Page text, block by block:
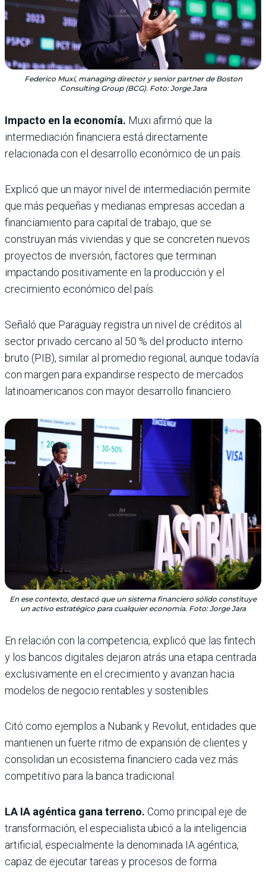
Federico Muxí, managing director y senior partner de Boston
Consulting Group (BCG). Foto: Jorge Jara
Impacto en la economía. Muxi afirmó que la
intermediación financiera está directamente
relacionada con el desarrollo económico de un país.
Explicó que un mayor nivel de intermediación permite
que más pequeñas y medianas empresas accedan a
financiamiento para capital de trabajo, que se
construyan más viviendas y que se concreten nuevos
proyectos de inversión, factores que terminan
impactando positivamente en la producción y el
crecimiento económico del país.
Señaló que Paraguay registra un nivel de créditos al
sector privado cercano al 50 % del producto interno
bruto (PIB), similar al promedio regional, aunque todavía
con margen para expandirse respecto de mercados
latinoamericanos con mayor desarrollo financiero.
En ese contexto, destacó que un sistema financiero sólido constituye
un activo estratégico para cualquier economía. Foto: Jorge Jara
En relación con la competencia, explicó que las fintech
y los bancos digitales dejaron atrás una etapa centrada
exclusivamente en el crecimiento y avanzan hacia
modelos de negocio rentables y sostenibles.
Citó como ejemplos a Nubank y Revolut, entidades que
mantienen un fuerte ritmo de expansión de clientes y
consolidan un ecosistema financiero cada vez más
competitivo para la banca tradicional.
LA IA agéntica gana terreno. Como principal eje de
transformación, el especialista ubicó a la inteligencia
artificial, especialmente la denominada IA agéntica,
capaz de ejecutar tareas y procesos de forma